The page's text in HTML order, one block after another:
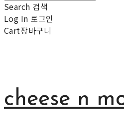
Search 검색
Log In 로그인
Cart장바구니
cheese n